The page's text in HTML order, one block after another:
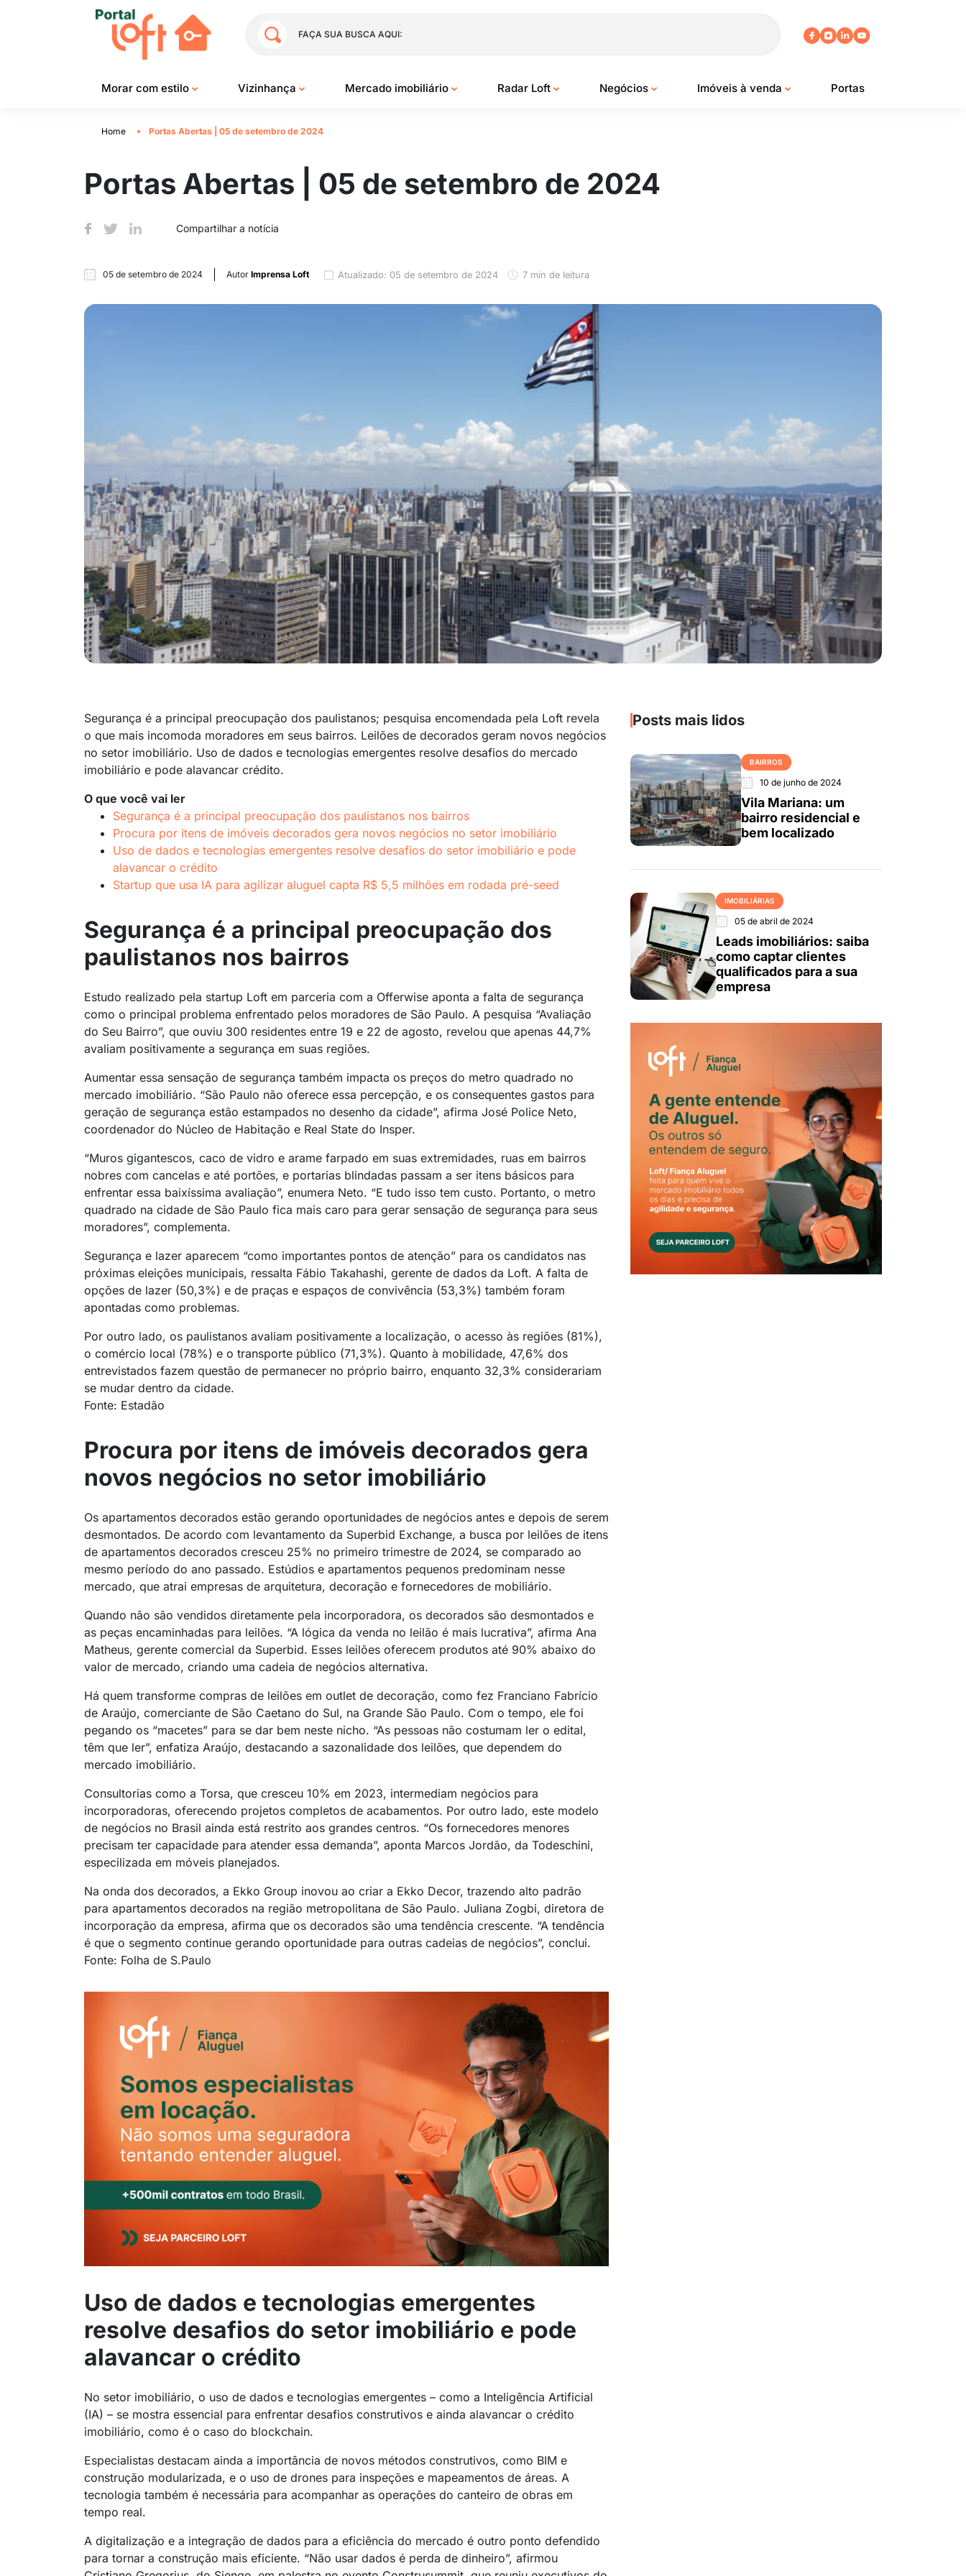
FAÇA SUA BUSCA AQUI:
Morar com estilo Vizinhança Mercado imobiliário Radar Loft Negócios Imóveis à venda Portas
Home Portas Abertas | 05 de setembro de 2024
Portas Abertas | 05 de setembro de 2024
Compartilhar a notícia
05 de setembro de 2024 Autor Imprensa Loft Atualizado: 05 de setembro de 2024 7 min de leitura
Segurança é a principal preocupação dos paulistanos; pesquisa encomendada pela Loft revela
o que mais incomoda moradores em seus bairros. Leilões de decorados geram novos negócios
no setor imobiliário. Uso de dados e tecnologias emergentes resolve desafios do mercado
imobiliário e pode alavancar crédito.
O que você vai ler
Segurança é a principal preocupação dos paulistanos nos bairros
Procura por itens de imóveis decorados gera novos negócios no setor imobiliário
Uso de dados e tecnologias emergentes resolve desafios do setor imobiliário e pode
alavancar o crédito
Startup que usa IA para agilizar aluguel capta R$ 5,5 milhões em rodada pré-seed
Segurança é a principal preocupação dos
paulistanos nos bairros
Estudo realizado pela startup Loft em parceria com a Offerwise aponta a falta de segurança
como o principal problema enfrentado pelos moradores de São Paulo. A pesquisa “Avaliação
do Seu Bairro”, que ouviu 300 residentes entre 19 e 22 de agosto, revelou que apenas 44,7%
avaliam positivamente a segurança em suas regiões.
Aumentar essa sensação de segurança também impacta os preços do metro quadrado no
mercado imobiliário. “São Paulo não oferece essa percepção, e os consequentes gastos para
geração de segurança estão estampados no desenho da cidade”, afirma José Police Neto,
coordenador do Núcleo de Habitação e Real State do Insper.
“Muros gigantescos, caco de vidro e arame farpado em suas extremidades, ruas em bairros
nobres com cancelas e até portões, e portarias blindadas passam a ser itens básicos para
enfrentar essa baixíssima avaliação”, enumera Neto. “E tudo isso tem custo. Portanto, o metro
quadrado na cidade de São Paulo fica mais caro para gerar sensação de segurança para seus
moradores”, complementa.
Segurança e lazer aparecem “como importantes pontos de atenção” para os candidatos nas
próximas eleições municipais, ressalta Fábio Takahashi, gerente de dados da Loft. A falta de
opções de lazer (50,3%) e de praças e espaços de convivência (53,3%) também foram
apontadas como problemas.
Por outro lado, os paulistanos avaliam positivamente a localização, o acesso às regiões (81%),
o comércio local (78%) e o transporte público (71,3%). Quanto à mobilidade, 47,6% dos
entrevistados fazem questão de permanecer no próprio bairro, enquanto 32,3% considerariam
se mudar dentro da cidade.
Fonte: Estadão
Procura por itens de imóveis decorados gera
novos negócios no setor imobiliário
Os apartamentos decorados estão gerando oportunidades de negócios antes e depois de serem
desmontados. De acordo com levantamento da Superbid Exchange, a busca por leilões de itens
de apartamentos decorados cresceu 25% no primeiro trimestre de 2024, se comparado ao
mesmo período do ano passado. Estúdios e apartamentos pequenos predominam nesse
mercado, que atrai empresas de arquitetura, decoração e fornecedores de mobiliário.
Quando não são vendidos diretamente pela incorporadora, os decorados são desmontados e
as peças encaminhadas para leilões. “A lógica da venda no leilão é mais lucrativa”, afirma Ana
Matheus, gerente comercial da Superbid. Esses leilões oferecem produtos até 90% abaixo do
valor de mercado, criando uma cadeia de negócios alternativa.
Há quem transforme compras de leilões em outlet de decoração, como fez Franciano Fabrício
de Araújo, comerciante de São Caetano do Sul, na Grande São Paulo. Com o tempo, ele foi
pegando os “macetes” para se dar bem neste nicho. “As pessoas não costumam ler o edital,
têm que ler”, enfatiza Araújo, destacando a sazonalidade dos leilões, que dependem do
mercado imobiliário.
Consultorias como a Torsa, que cresceu 10% em 2023, intermediam negócios para
incorporadoras, oferecendo projetos completos de acabamentos. Por outro lado, este modelo
de negócios no Brasil ainda está restrito aos grandes centros. “Os fornecedores menores
precisam ter capacidade para atender essa demanda”, aponta Marcos Jordão, da Todeschini,
especilizada em móveis planejados.
Na onda dos decorados, a Ekko Group inovou ao criar a Ekko Decor, trazendo alto padrão
para apartamentos decorados na região metropolitana de São Paulo. Juliana Zogbi, diretora de
incorporação da empresa, afirma que os decorados são uma tendência crescente. “A tendência
é que o segmento continue gerando oportunidade para outras cadeias de negócios”, conclui.
Fonte: Folha de S.Paulo
Uso de dados e tecnologias emergentes
resolve desafios do setor imobiliário e pode
alavancar o crédito
No setor imobiliário, o uso de dados e tecnologias emergentes – como a Inteligência Artificial
(IA) – se mostra essencial para enfrentar desafios construtivos e ainda alavancar o crédito
imobiliário, como é o caso do blockchain.
Especialistas destacam ainda a importância de novos métodos construtivos, como BIM e
construção modularizada, e o uso de drones para inspeções e mapeamentos de áreas. A
tecnologia também é necessária para acompanhar as operações do canteiro de obras em
tempo real.
A digitalização e a integração de dados para a eficiência do mercado é outro ponto defendido
para tornar a construção mais eficiente. “Não usar dados é perda de dinheiro”, afirmou
Posts mais lidos
BAIRROS
10 de junho de 2024
Vila Mariana: um
bairro residencial e
bem localizado
IMOBILIÁRIAS
05 de abril de 2024
Leads imobiliários: saiba
como captar clientes
qualificados para a sua
empresa